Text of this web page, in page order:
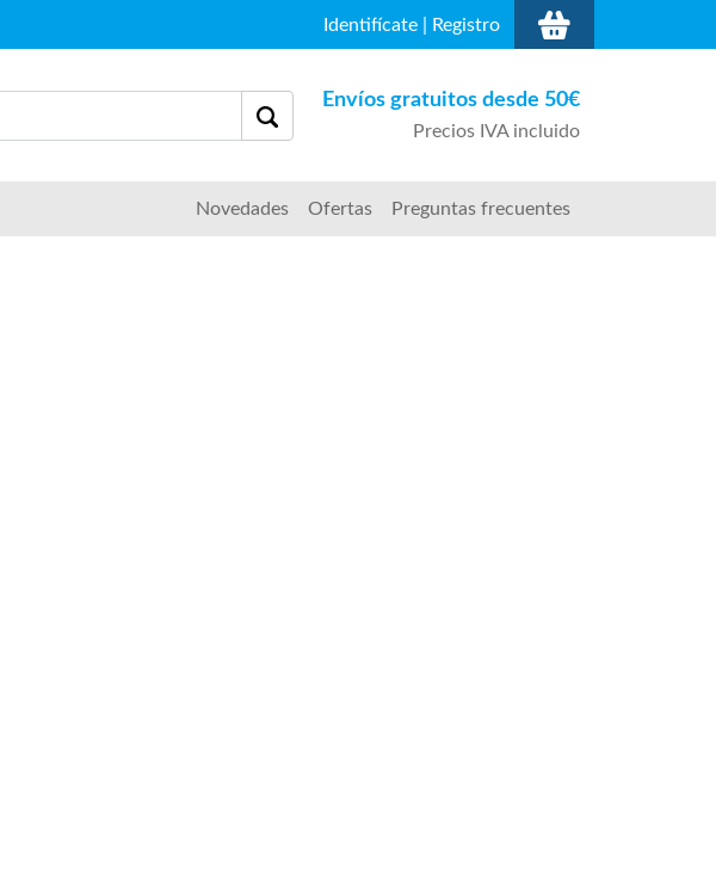
Identifícate| Registro
Envíos gratuitos desde 50€
Precios IVA incluido
Novedades Ofertas Preguntas frecuentes